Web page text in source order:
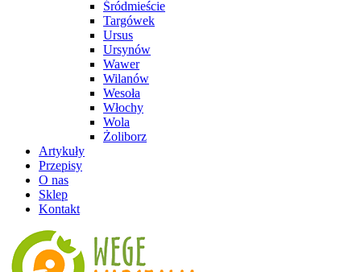
Śródmieście
Targówek
Ursus
Ursynów
Wawer
Wilanów
Wesoła
Włochy
Wola
Żoliborz
Artykuły
Przepisy
O nas
Sklep
Kontakt